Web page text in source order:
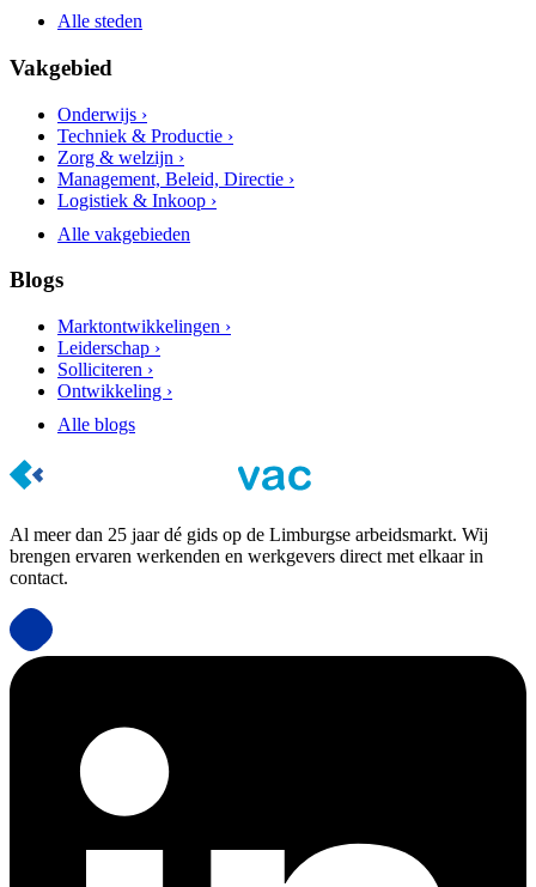
Alle steden
Vakgebied
Onderwijs ›
Techniek & Productie ›
Zorg & welzijn ›
Management, Beleid, Directie ›
Logistiek & Inkoop ›
Alle vakgebieden
Blogs
Marktontwikkelingen ›
Leiderschap ›
Solliciteren ›
Ontwikkeling ›
Alle blogs
Al meer dan 25 jaar dé gids op de Limburgse arbeidsmarkt. Wij
brengen ervaren werkenden en werkgevers direct met elkaar in
contact.